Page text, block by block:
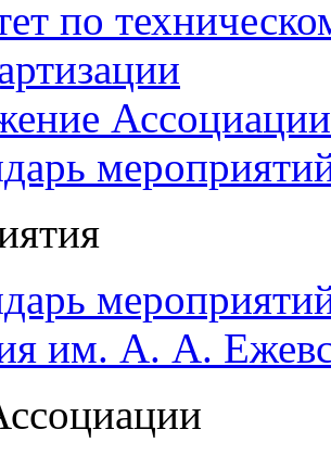
по
им. А. А.